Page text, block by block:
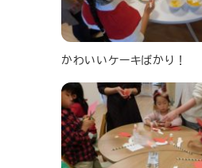
かわいいケーキばかり！